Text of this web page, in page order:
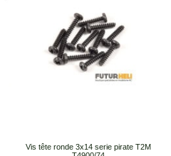
Vis tête ronde 3x14 serie pirate T2M